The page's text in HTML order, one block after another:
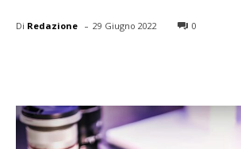
Di Redazione - 29 Giugno 2022 0